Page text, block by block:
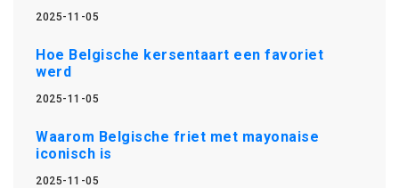
2025-11-05
Hoe Belgische kersentaart een favoriet
werd
2025-11-05
Waarom Belgische friet met mayonaise
iconisch is
2025-11-05